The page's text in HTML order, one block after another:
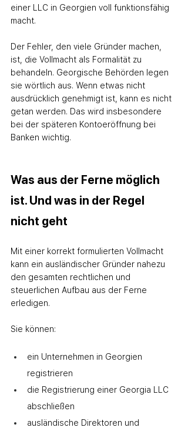
einer LLC in Georgien voll funktionsfähig
macht.
Der Fehler, den viele Gründer machen,
ist, die Vollmacht als Formalität zu
behandeln. Georgische Behörden legen
sie wörtlich aus. Wenn etwas nicht
ausdrücklich genehmigt ist, kann es nicht
getan werden. Das wird insbesondere
bei der späteren Kontoeröffnung bei
Banken wichtig.
Was aus der Ferne möglich
ist. Und was in der Regel
nicht geht
Mit einer korrekt formulierten Vollmacht
kann ein ausländischer Gründer nahezu
den gesamten rechtlichen und
steuerlichen Aufbau aus der Ferne
erledigen.
Sie können:
ein Unternehmen in Georgien
registrieren
die Registrierung einer Georgia LLC
abschließen
ausländische Direktoren und